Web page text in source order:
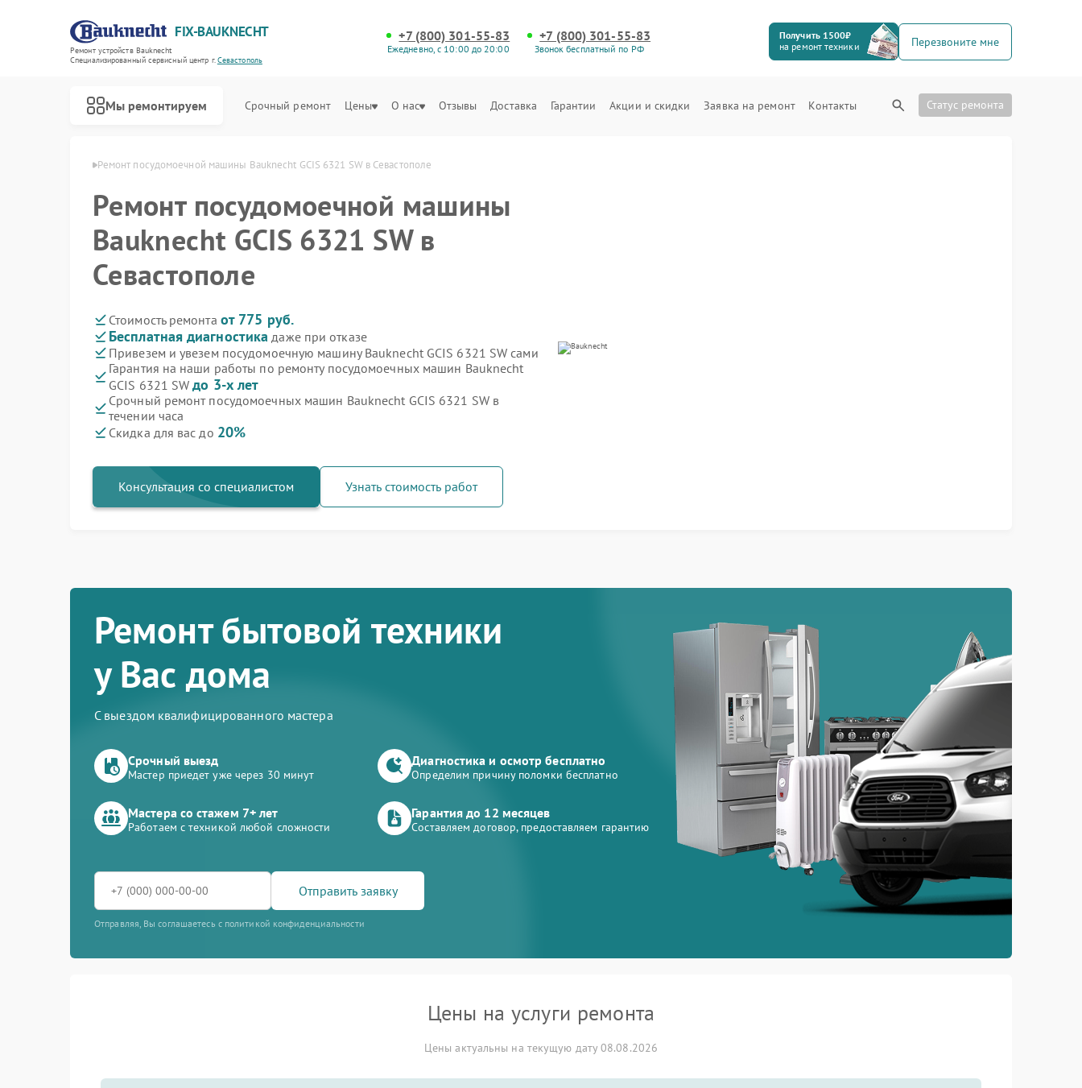
FIX-BAUKNECHT
Ремонт устройств Bauknecht
Специализированный cервисный центр г.Севастополь
+7 (800) 301-55-83
Ежедневно, с 10:00 до 20:00
+7 (800) 301-55-83
Звонок бесплатный по РФ
Получить 1500₽
на ремонт техники
Перезвоните мне
Мы ремонтируем Срочный ремонт Цены О нас Отзывы Доставка Гарантии Акции и скидки Заявка на ремонт Контакты Статус ремонта
Ремонт посудомоечной машины Bauknecht GCIS 6321 SW в Севастополе
Ремонт посудомоечной машины
Bauknecht GCIS 6321 SW в
Севастополе
Стоимость ремонта от 775 руб.
Бесплатная диагностика даже при отказе
Привезем и увезем посудомоечную машину Bauknecht GCIS 6321 SW сами
Гарантия на наши работы по ремонту посудомоечных машин Bauknecht
GCIS 6321 SWдо 3-х лет
Срочный ремонт посудомоечных машин Bauknecht GCIS 6321 SW в
течении часа
Скидка для вас до 20%
Консультация со специалистом Узнать стоимость работ
Ремонт бытовой техники
у Вас дома
С выездом квалифицированного мастера
Срочный выезд
Мастер приедет уже через 30 минут
Диагностика и осмотр бесплатно
Определим причину поломки бесплатно
Мастера со стажем 7+ лет
Работаем с техникой любой сложности
Гарантия до 12 месяцев
Составляем договор, предоставляем гарантию
Отправить заявку
Отправляя, Вы соглашаетесь с политикой конфиденциальности
Цены на услуги ремонта
Цены актуальны на текущую дату 08.08.2026